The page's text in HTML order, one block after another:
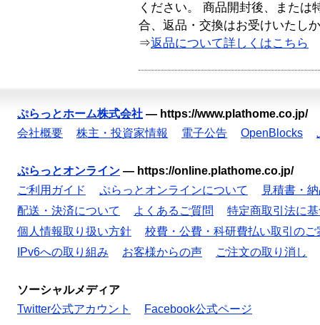
ください。 商品開封後、または
合、返品・交換はお受けいたし
⇒返品について詳しくはこちら
ぷらっとホーム株式会社 — https://www.plathome.co.jp/
会社概要
株主・投資家情報 電子公告 OpenBlocks
ぷらっとオンライン — https://online.plathome.co.jp/
ご利用ガイド
ぷらっとオンラインについて
見積書・
配送・決済について
よくあるご質問
特定商取引法に
個人情報取り扱い方針
校費・公費・科研費払い取引のご
IPv6への取り組み
お客様からの声 ご注文の取り消し
ソーシャルメディア
Twitter公式アカウント
Facebook公式ページ